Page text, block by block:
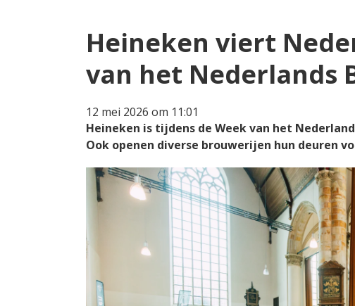
Heineken viert
van het Nederlands
12 mei 2026 om 11:01
Heineken is tijdens de Week van het
Ook openen diverse brouwerijen hun deuren